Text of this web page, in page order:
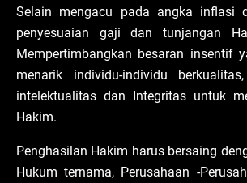
Selain mengacu pada angka inflasi
penyesuaian gaji dan tunjangan
Mempertimbangkan besaran insentif
menarik individu-individu
intelektualitas dan Integritas untuk
Hakim.
Penghasilan Hakim harus bersaing
Hukum ternama, Perusahaan -